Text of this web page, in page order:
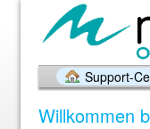
Support-
Willkommen